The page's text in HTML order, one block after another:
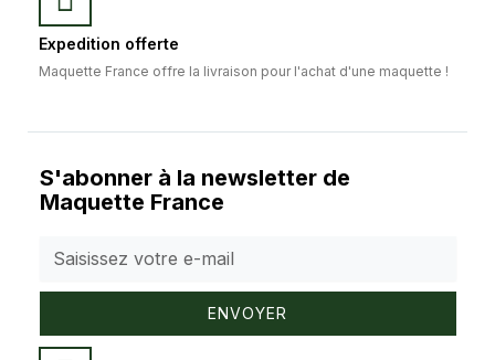
Expedition offerte
Maquette France offre la livraison pour l'achat d'une maquette !
S'abonner à la newsletter de
Maquette France
ENVOYER